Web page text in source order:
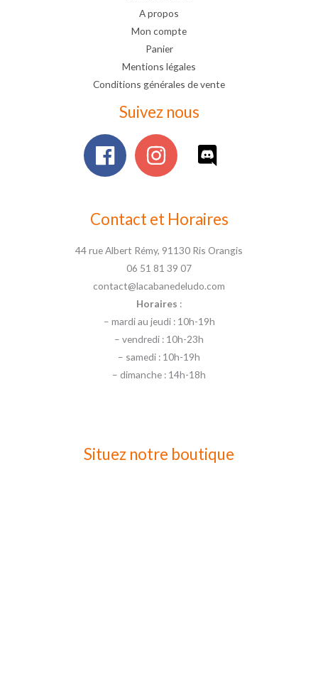
A propos
Mon compte
Panier
Mentions légales
Conditions générales de vente
Suivez nous
Contact et Horaires
44 rue Albert Rémy, 91130 Ris Orangis
06 51 81 39 07
contact@lacabanedeludo.com
Horaires :
– mardi au jeudi : 10h-19h
– vendredi : 10h-23h
– samedi : 10h-19h
– dimanche : 14h-18h
Situez notre boutique